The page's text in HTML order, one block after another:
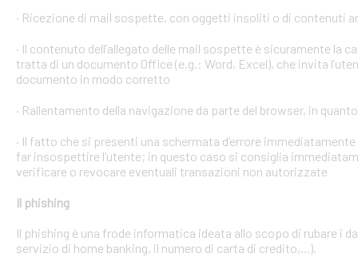
· Ricezione di mail sospette, con oggetti insoliti o di contenuti
· Il contenuto dell’allegato delle mail sospette è sicuramente
tratta di un documento Office (e.g.: Word, Excel), che invita
documento in modo corretto
· Rallentamento della navigazione da parte del browser, in
· Il fatto che si presenti una schermata d’errore
far insospettire l’utente; in questo caso si consiglia
verificare o revocare eventuali transazioni non autorizzate
Il phishing
Il phishing è una frode informatica ideata allo scopo di rubare i
servizio di home banking, il numero di carta di credito,...).